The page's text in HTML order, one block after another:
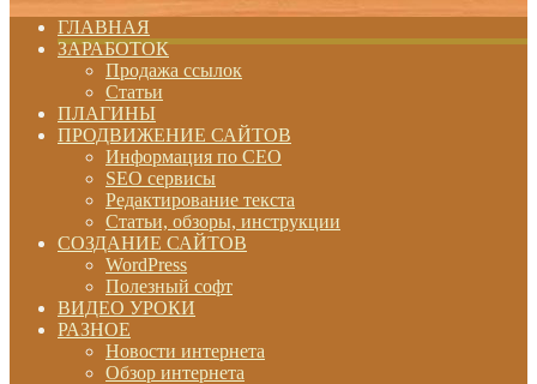
ГЛАВНАЯ
ЗАРАБОТОК
Продажа ссылок
Статьи
ПЛАГИНЫ
ПРОДВИЖЕНИЕ САЙТОВ
Информация по СЕО
SEO сервисы
Редактирование текста
Статьи, обзоры, инструкции
СОЗДАНИЕ САЙТОВ
WordPress
Полезный софт
ВИДЕО УРОКИ
РАЗНОЕ
Новости интернета
Обзор интернета